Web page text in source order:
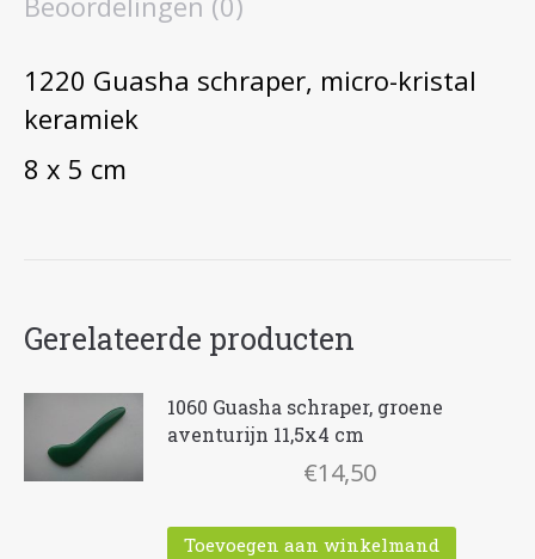
1220 Guasha schraper, micro-kristal
keramiek
8 x 5 cm
Gerelateerde producten
1060 Guasha schraper, groene
aventurijn 11,5x4 cm
€14,50
Toevoegen aan winkelmand